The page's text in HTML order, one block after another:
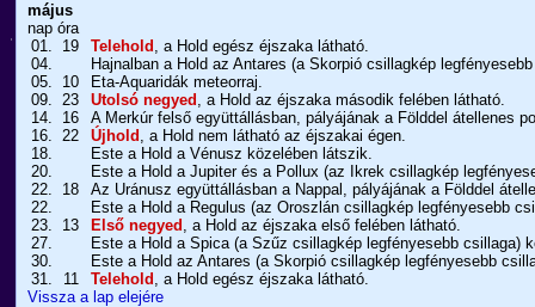
május
nap óra
01.
19 Telehold , a Hold egész éjszaka látható.
04.
Hajnalban a Hold az Antares (a Skorpió csillagkép
05.
10
Eta-Aquaridák meteorraj.
09.
23 Utolsó negyed , a Hold az éjszaka második felében látható.
14.
16
A Merkúr felső együttállásban, pályájának a Földdel átellenes
16.
22 Újhold , a Hold nem látható az éjszakai égen.
18.
Este a Hold a Vénusz közelében látszik.
20.
Este a Hold a Jupiter és a Pollux (az Ikrek csillagkép
22.
18
Az Uránusz együttállásban a Nappal, pályájának a Földdel
22.
Este a Hold a Regulus (az Oroszlán csillagkép legfényesebb
23.
13 Első negyed , a Hold az éjszaka első felében látható.
27.
Este a Hold a Spica (a Szűz csillagkép legfényesebb csillaga)
30.
Este a Hold az Antares (a Skorpió csillagkép legfényesebb
31.
11 Telehold , a Hold egész éjszaka látható.
Vissza a lap elejére